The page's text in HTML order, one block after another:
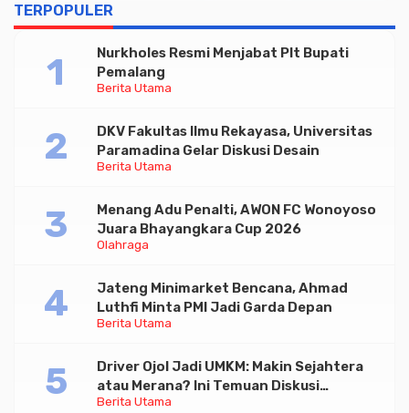
TERPOPULER
Berita Utama
Nurkholes Resmi Menjabat Plt Bupati
Pemalang
Berita Utama
DKV Fakultas Ilmu Rekayasa, Universitas
Paramadina Gelar Diskusi Desain
Olahraga
Menang Adu Penalti, AWON FC Wonoyoso
Juara Bhayangkara Cup 2026
Berita Utama
Jateng Minimarket Bencana, Ahmad
Luthfi Minta PMI Jadi Garda Depan
Berita Utama
Driver Ojol Jadi UMKM: Makin Sejahtera
atau Merana? Ini Temuan Diskusi
Paramadina